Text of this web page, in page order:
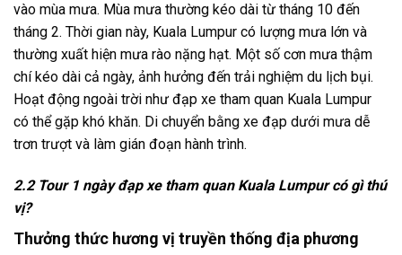
vào mùa mưa. Mùa mưa thường kéo dài từ tháng 10 đến
tháng 2. Thời gian này, Kuala Lumpur có lượng mưa lớn và
thường xuất hiện mưa rào nặng hạt. Một số cơn mưa thậm
chí kéo dài cả ngày, ảnh hưởng đến trải nghiệm du lịch bụi.
Hoạt động ngoài trời như đạp xe tham quan Kuala Lumpur
có thể gặp khó khăn. Di chuyển bằng xe đạp dưới mưa dễ
trơn trượt và làm gián đoạn hành trình.
2.2 Tour 1 ngày đạp xe tham quan Kuala Lumpur có gì thú
vị?
Thưởng thức hương vị truyền thống địa phương